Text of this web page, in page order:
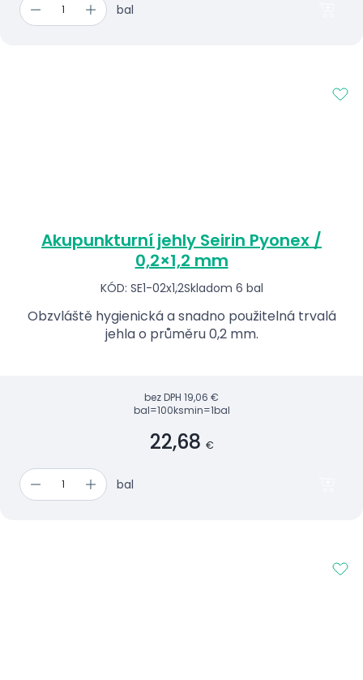
bal
Akupunkturní jehly Seirin Pyonex /
0,2×1,2 mm
KÓD: SE1-02x1,2Skladom 6 bal
Obzvláště hygienická a snadno použitelná trvalá
jehla o průměru 0,2 mm.
bez DPH 19,06 €
bal=100ksmin=1bal
22,68 €
bal